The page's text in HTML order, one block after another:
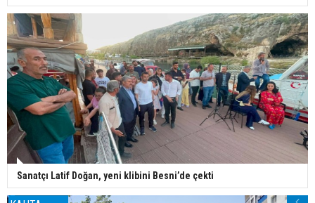
Sanatçı Latif Doğan, yeni klibini Besni’de çekti